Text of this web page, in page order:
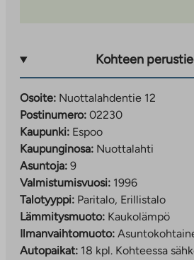
Kohteen
Osoite: Nuottalahdentie 12
Postinumero: 02230
Kaupunki: Espoo
Kaupunginosa: Nuottalahti
Asuntoja: 9
Valmistumisvuosi: 1996
Talotyyppi: Paritalo, Erillistalo
Lämmitysmuoto: Kaukolämpö
Ilmanvaihtomuoto:
Autopaikat: 18 kpl. Kohteessa